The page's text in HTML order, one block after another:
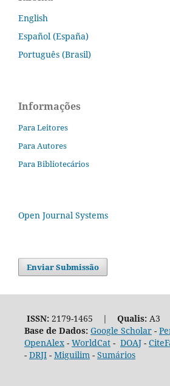
English
Español (España)
Português (Brasil)
Informações
Para Leitores
Para Autores
Para Bibliotecários
Open Journal Systems
Enviar Submissão
ISSN:2179-1465 | Qualis:
Base de Dados: Google Scholar-
OpenAlex- WorldCat- DOAJ-
- DRJI- Miguilim- Sumários